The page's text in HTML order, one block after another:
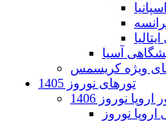
آسیا
ویژه کریسمس
تورهای نوروز 1405
اروپا نوروز 1406
نوروز